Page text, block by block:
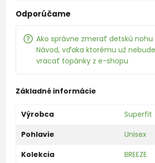
Odporúčame
Ako správne zmerať detskú nohu
Návod, vďaka ktorému už
vracať topánky z e-shopu
Základné informácie
Výrobca
Superfit
Pohlavie
Unisex
Kolekcia
BREEZE